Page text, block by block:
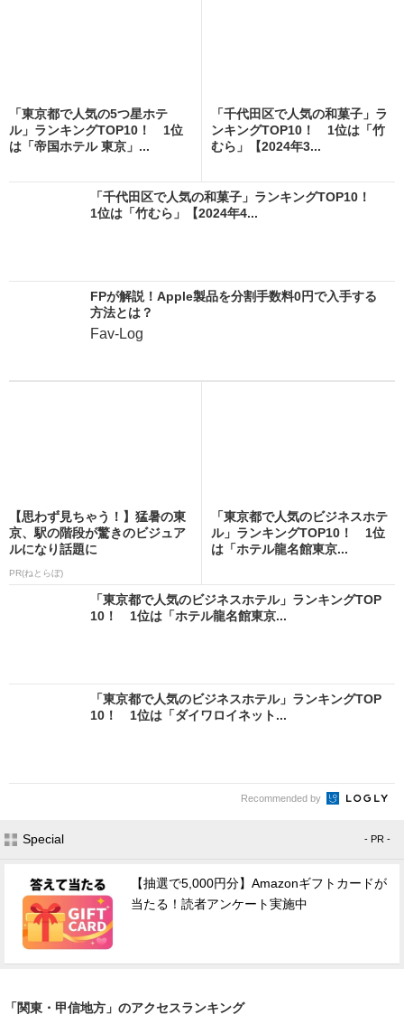
「東京都で人気の5つ星ホテ
ル」ランキングTOP10！ 1位
は「帝国ホテル 東京」...
「千代田区で人気の和菓子」ラ
ンキングTOP10！ 1位は「竹
むら」【2024年3...
「千代田区で人気の和菓子」ランキングTOP10！
1位は「竹むら」【2024年4...
FPが解説！Apple製品を分割手数料0円で入手する
方法とは？
Fav-Log
【思わず見ちゃう！】猛暑の東
京、駅の階段が驚きのビジュア
ルになり話題に
PR(ねとらぼ)
「東京都で人気のビジネスホテ
ル」ランキングTOP10！ 1位
は「ホテル龍名館東京...
「東京都で人気のビジネスホテル」ランキングTOP
10！ 1位は「ホテル龍名館東京...
「東京都で人気のビジネスホテル」ランキングTOP
10！ 1位は「ダイワロイネット...
Recommended by
Special - PR -
【抽選で5,000円分】Amazonギフトカードが
当たる！読者アンケート実施中
「関東・甲信地方」のアクセスランキング